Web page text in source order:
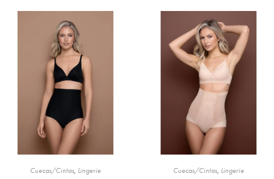
Cuecas/Cintas, Lingerie Cuecas/Cintas, Lingerie